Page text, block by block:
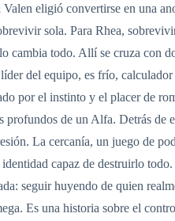
eligió convertirse en una
sola. Para Rhea,
todo. Allí se cruza con
del equipo, es frío,
por el instinto y el placer de
de un Alfa. Detrás de
La cercanía, un juego de
capaz de destruirlo
seguir huyendo de quien
Es una historia sobre el